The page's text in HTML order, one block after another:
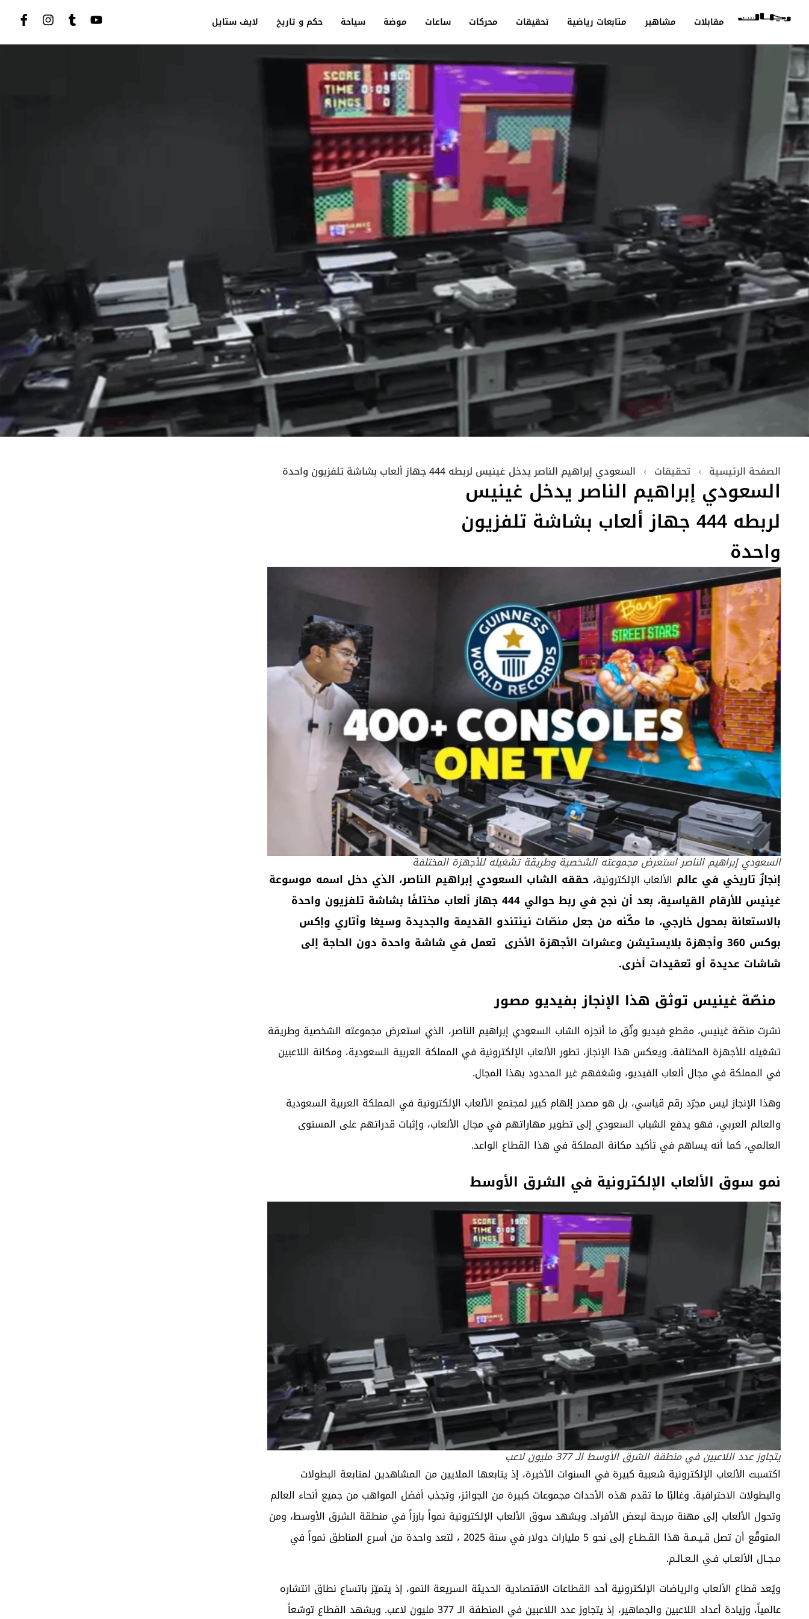
لايف ستايل حكم و تاريخ سياحة موضة ساعات محركات تحقيقات متابعات رياضية مشاهير مقابلات
الصفحة الرئيسية › تحقيقات › السعودي إبراهيم الناصر يدخل غينيس لربطه 444 جهاز ألعاب بشاشة تلفزيون واحدة
السعودي إبراهيم الناصر يدخل غينيس
لربطه 444 جهاز ألعاب بشاشة تلفزيون
واحدة
السعودي إبراهيم الناصر استعرض مجموعته الشخصية وطريقة تشغيله للأجهزة المختلفة
إنجازٌ تاريخي في عالم الألعاب الإلكترونية، حققه الشاب السعودي إبراهيم الناصر، الذي دخل اسمه موسوعة
غينيس للأرقام القياسية، بعد أن نجح في ربط حوالي 444 جهاز ألعاب مختلفًا بشاشة تلفزيون واحدة
بالاستعانة بمحول خارجي، ما مكّنه من جعل منصّات نينتندو القديمة والجديدة وسيغا وأتاري وإكس
بوكس 360 وأجهزة بلايستيشن وعشرات الأجهزة الأخرى تعمل في شاشة واحدة دون الحاجة إلى
شاشات عديدة أو تعقيدات أخرى.
منصّة غينيس توثق هذا الإنجاز بفيديو مصور
نشرت منصّة غينيس، مقطع فيديو وثّق ما أنجزه الشاب السعودي إبراهيم الناصر، الذي استعرض مجموعته الشخصية وطريقة
تشغيله للأجهزة المختلفة. ويعكس هذا الإنجاز، تطور الألعاب الإلكترونية في المملكة العربية السعودية، ومكانة اللاعبين
في المملكة في مجال ألعاب الفيديو، وشغفهم غير المحدود بهذا المجال.
وهذا الإنجاز ليس مجرّد رقم قياسي، بل هو مصدر إلهام كبير لمجتمع الألعاب الإلكترونية في المملكة العربية السعودية
والعالم العربي، فهو يدفع الشباب السعودي إلى تطوير مهاراتهم في مجال الألعاب، وإثبات قدراتهم على المستوى
العالمي، كما أنه يساهم في تأكيد مكانة المملكة في هذا القطاع الواعد.
نمو سوق الألعاب الإلكترونية في الشرق الأوسط
يتجاوز عدد اللاعبين في منطقة الشرق الأوسط الـ 377 مليون لاعب
اكتسبت الألعاب الإلكترونية شعبية كبيرة في السنوات الأخيرة، إذ يتابعها الملايين من المشاهدين لمتابعة البطولات
والبطولات الاحترافية. وغالبًا ما تقدم هذه الأحداث مجموعات كبيرة من الجوائز، وتجذب أفضل المواهب من جميع أنحاء العالم
وتحول الألعاب إلى مهنة مربحة لبعض الأفراد. ويشهد سوق الألعاب الإلكترونية نمواً بارزاً في منطقة الشرق الأوسط، ومن
المتوقّع أن تصل قـيـمـة هذا القـطـاع إلى نحو 5 مليارات دولار في سنة 2025 ، لتعد واحدة من أسرع المناطق نمواً في
مـجـال الألعـاب فـي الـعـالـم.
ويُعد قطاع الألعاب والرياضات الإلكترونية أحد القطاعات الاقتصادية الحديثة السريعة النمو، إذ يتميّز باتساع نطاق انتشاره
عالمياً، وزيادة أعداد اللاعبين والجماهير، إذ يتجاوز عدد اللاعبين في المنطقة الـ 377 مليون لاعب. ويشهد القطاع توسّعاً